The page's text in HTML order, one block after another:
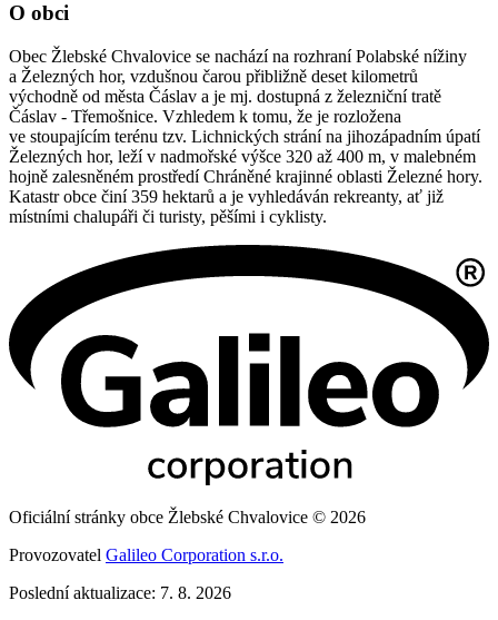
O obci
Obec Žlebské Chvalovice se nachází na rozhraní Polabské nížiny
a Železných hor, vzdušnou čarou přibližně deset kilometrů
východně od města Čáslav a je mj. dostupná z železniční tratě
Čáslav - Třemošnice. Vzhledem k tomu, že je rozložena
ve stoupajícím terénu tzv. Lichnických strání na jihozápadním úpatí
Železných hor, leží v nadmořské výšce 320 až 400 m, v malebném
hojně zalesněném prostředí Chráněné krajinné oblasti Železné hory.
Katastr obce činí 359 hektarů a je vyhledáván rekreanty, ať již
místními chalupáři či turisty, pěšími i cyklisty.
Oficiální stránky obce Žlebské Chvalovice © 2026
Provozovatel Galileo Corporation s.r.o.
Poslední aktualizace: 7. 8. 2026